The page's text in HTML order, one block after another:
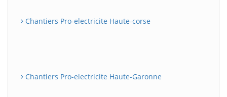
Chantiers Pro-electricite Haute-corse
Chantiers Pro-electricite Haute-Garonne